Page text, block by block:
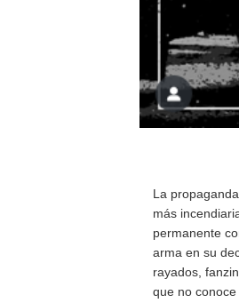
La
más
permanente
arma en su
rayados,
que no